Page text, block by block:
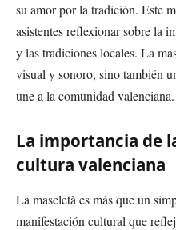
su amor por la tradición. Este
asistentes reflexionar sobre la
y las tradiciones locales. La
visual y sonoro, sino también
une a la comunidad valenciana.
La importancia de
cultura valenciana
La mascletà es más que un
manifestación cultural que